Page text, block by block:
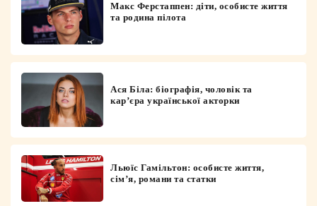
Макс Ферстаппен: діти, особисте життя
та родина пілота
Ася Біла: біографія, чоловік та
кар’єра української акторки
Льюїс Гамільтон: особисте життя,
сім’я, романи та статки